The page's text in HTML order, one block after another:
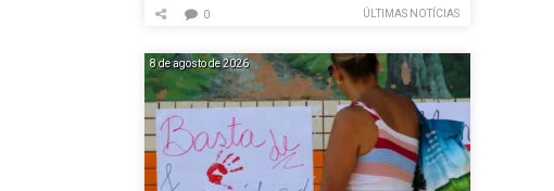
ÚLTIMAS NOTÍCIAS
0
8 de agosto de 2026